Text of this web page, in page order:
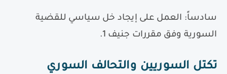
سادساً: العمل على إيجاد خل سياسي للقضية
السورية وفق مقررات جنيف 1
.
تكتل السوريين والتحالف السوري